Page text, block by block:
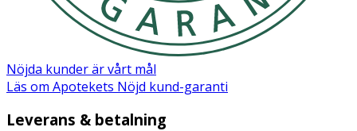
Nöjda kunder är vårt mål
Läs om Apotekets Nöjd kund-garanti
Leverans & betalning